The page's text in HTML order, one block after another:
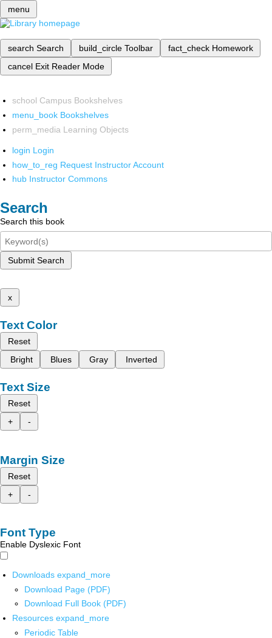
menu
search Search build_circle Toolbar fact_check Homework
cancel Exit Reader Mode
school Campus Bookshelves
menu_book Bookshelves
perm_media Learning Objects
login Login
how_to_reg Request Instructor Account
hub Instructor Commons
Search
Search this book
Submit Search
x
Text Color
Reset
Bright
Blues Gray Inverted
Text Size
Reset
+
-
Margin Size
Reset
+
-
Font Type
Enable Dyslexic Font
Downloads expand_more
Download Page (PDF)
Download Full Book (PDF)
Resources expand_more
Periodic Table